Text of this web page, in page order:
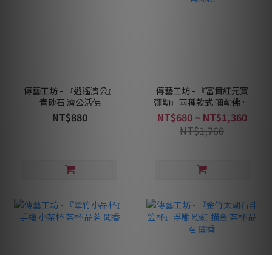
傳藝工坊 - 『逍遙濟公』
青砂石 濟公活佛
NT$880
傳藝工坊 - 『富貴紅元寶
彌勒』兩種款式 彌勒佛 元
寶 富貴紅釉
NT$680 ~ NT$1,360
NT$1,760